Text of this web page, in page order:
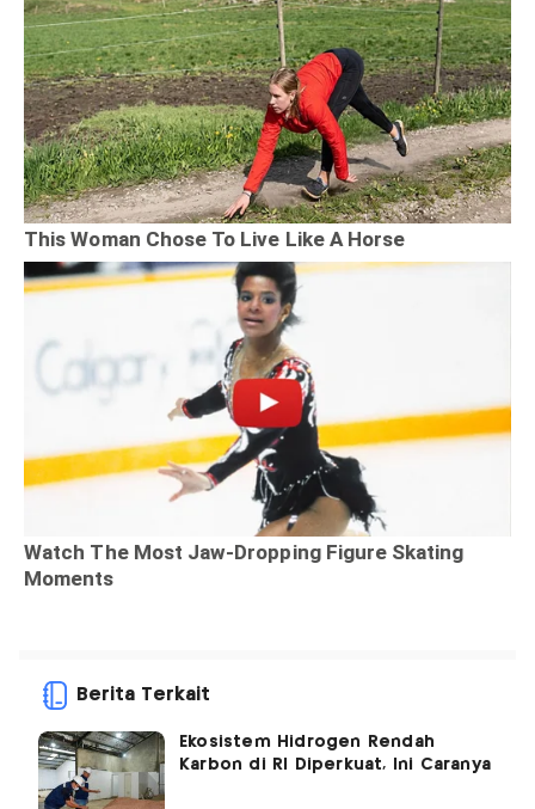
Berita Terkait
Ekosistem Hidrogen Rendah
Karbon di RI Diperkuat, Ini Caranya